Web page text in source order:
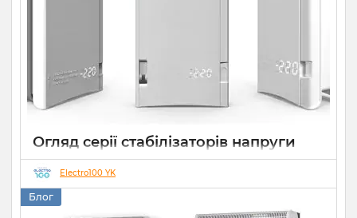
Огляд серії стабілізаторів напруги
Елекс АНТС: більше ніж просто
захист
22 07 2026
Electro100 YK
Блог